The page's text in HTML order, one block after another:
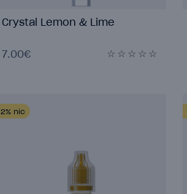
Crystal Lemon & Lime
7.00€
2% nic